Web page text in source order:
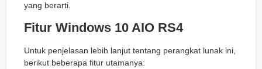
yang berarti.
Fitur Windows 10 AIO RS4
Untuk penjelasan lebih lanjut tentang perangkat lunak ini,
berikut beberapa fitur utamanya: